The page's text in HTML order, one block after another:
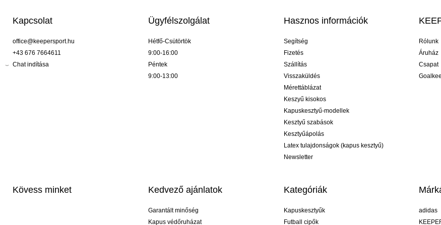
Kapcsolat
office@keepersport.hu
+43 676 7664611
Chat indítása
Ügyfélszolgálat
Hétfő-Csütörtök
9:00-16:00
Péntek
9:00-13:00
Hasznos információk
Segítség
Fizetés
Szállítás
Visszaküldés
Mérettáblázat
Keszyű kisokos
Kapuskesztyű-modellek
Kesztyű szabások
Kesztyűápolás
Latex tulajdonságok (kapus kesztyű)
Newsletter
Rólunk
Áruház
Csapat
Kövess minket Kedvező ajánlatok
Garantált minőség
Kapus védőruházat
Kategóriák
Kapuskesztyűk
Futball cipők
adidas